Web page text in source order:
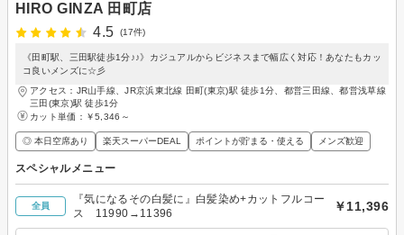
HIRO GINZA 田町店
4.5
(17件)
《田町駅、三田駅徒歩1分♪♪》カジュアルからビジネスまで幅広く対応！あなたもカッ
コ良いメンズに☆彡
アクセス：JR山手線、JR京浜東北線 田町(東京)駅 徒歩1分、都営三田線、都営浅草線
三田(東京)駅 徒歩1分
カット単価： ￥5,346～
◎ 本日空席あり 楽天スーパーDEAL ポイントが貯まる・使える メンズ歓迎
スペシャルメニュー
全員
『気になるその白髪に』白髪染め+カットフルコー
ス 11990→11396
￥11,396